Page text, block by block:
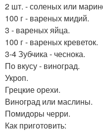
2 шт. - соленых или
100 г - вареных мидий.
3 - вареных яйца.
100 г - вареных креветок.
3-4 Зубчика - чеснока.
По вкусу - виноград.
Укроп.
Грецкие орехи.
Виноград или маслины.
Помидоры черри.
Как приготовить: